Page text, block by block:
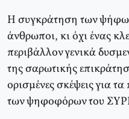
Η συγκράτηση των
άνθρωποι, κι όχι ένας
περιβάλλον γενικά
της σαρωτικής
ορισμένες σκέψεις για
των ψηφοφόρων του